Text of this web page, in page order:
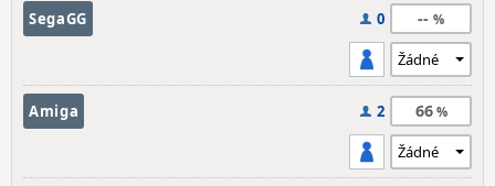
SegaGG 0 --
Amiga 2 66